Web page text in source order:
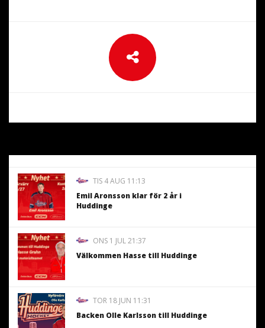
TIS 4 AUG 11:13
Emil Aronsson klar för 2 år i
Huddinge
ONS 1 JUL 21:37
Välkommen Hasse till Huddinge
TOR 18 JUN 11:31
Backen Olle Karlsson till Huddinge